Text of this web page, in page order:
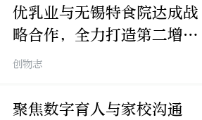
优乳业与无锡特食院达成战
略合作，全力打造第二增长
曲线
创物志
聚焦数字育人与家校沟通